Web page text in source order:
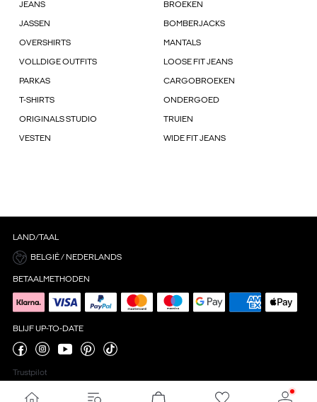
JEANS BROEKEN
JASSEN BOMBERJACKS
OVERSHIRTS MANTALS
VOLLDIGE OUTFITS LOOSE FIT JEANS
PARKAS CARGOBROEKEN
T-SHIRTS ONDERGOED
ORIGINALS STUDIO TRUIEN
VESTEN WIDE FIT JEANS
LAND/TAAL
BELGIË / NEDERLANDS
BETAALMETHODEN
BLIJF UP-TO-DATE
Trustpilot